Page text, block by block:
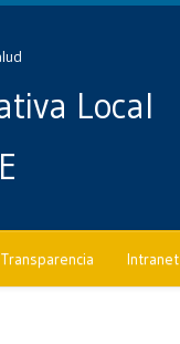
Local
Intranet